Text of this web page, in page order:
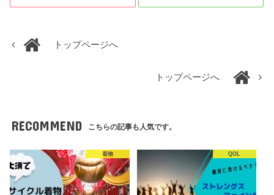
トップページへ
トップページへ
RECOMMEND こちらの記事も人気です。
着物 QOL